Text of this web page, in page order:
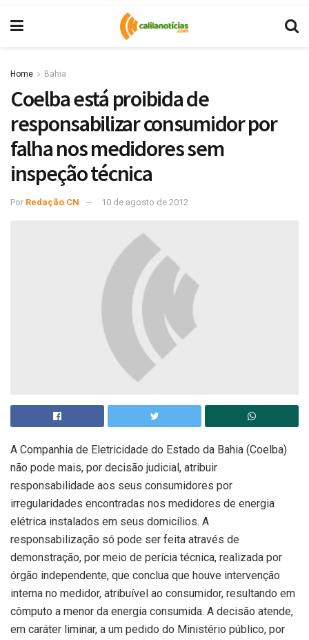
Home Bahia
Coelba está proibida de
responsabilizar consumidor por
falha nos medidores sem
inspeção técnica
Por Redação CN 10 de agosto de 2012
A Companhia de Eletricidade do Estado da Bahia (Coelba)
não pode mais, por decisão judicial, atribuir
responsabilidade aos seus consumidores por
irregularidades encontradas nos medidores de energia
elétrica instalados em seus domicílios. A
responsabilização só pode ser feita através de
demonstração, por meio de perícia técnica, realizada por
órgão independente, que conclua que houve intervenção
interna no medidor, atribuível ao consumidor, resultando em
cômputo a menor da energia consumida. A decisão atende,
em caráter liminar, a um pedido do Ministério público, por